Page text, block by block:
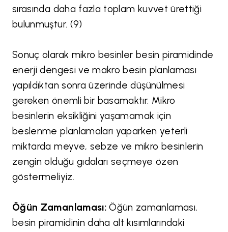
sırasında daha fazla toplam kuvvet ürettiği
bulunmuştur. (9)
Sonuç olarak mikro besinler besin piramidinde
enerji dengesi ve makro besin planlaması
yapıldıktan sonra üzerinde düşünülmesi
gereken önemli bir basamaktır. Mikro
besinlerin eksikliğini yaşamamak için
beslenme planlamaları yaparken yeterli
miktarda meyve, sebze ve mikro besinlerin
zengin olduğu gıdaları seçmeye özen
göstermeliyiz.
Öğün Zamanlaması:Öğün zamanlaması,
besin piramidinin daha alt kısımlarındaki